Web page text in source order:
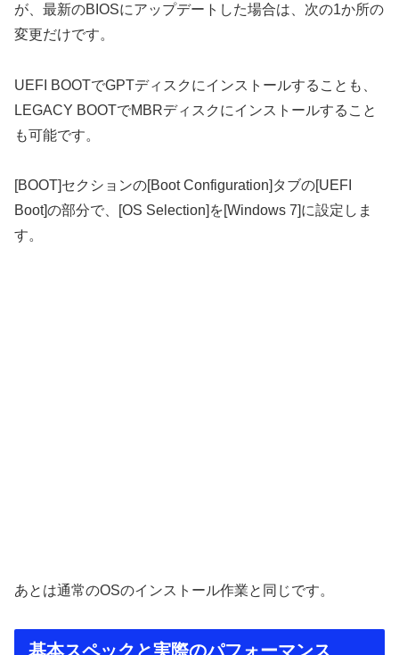
が、最新のBIOSにアップデートした場合は、次の1か所の
変更だけです。
UEFI BOOTでGPTディスクにインストールすることも、
LEGACY BOOTでMBRディスクにインストールすること
も可能です。
[BOOT]セクションの[Boot Configuration]タブの[UEFI
Boot]の部分で、[OS Selection]を[Windows 7]に設定しま
す。
あとは通常のOSのインストール作業と同じです。
基本スペックと実際のパフォーマンス